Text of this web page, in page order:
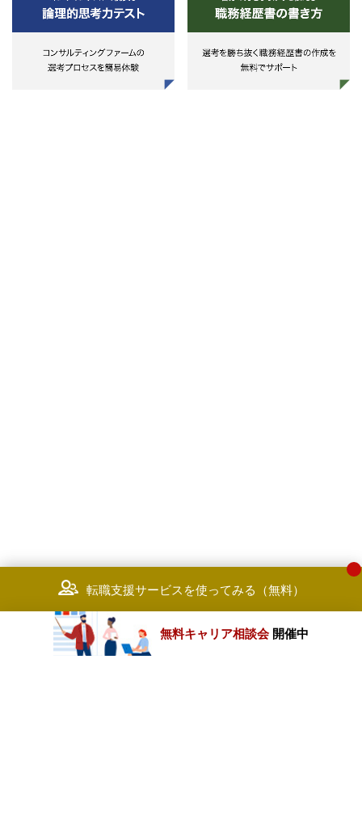
ちの方
・金融機関、その他大手事業会社
転職支援サービスを使ってみる（無料）
無料キャリア相談会 開催中